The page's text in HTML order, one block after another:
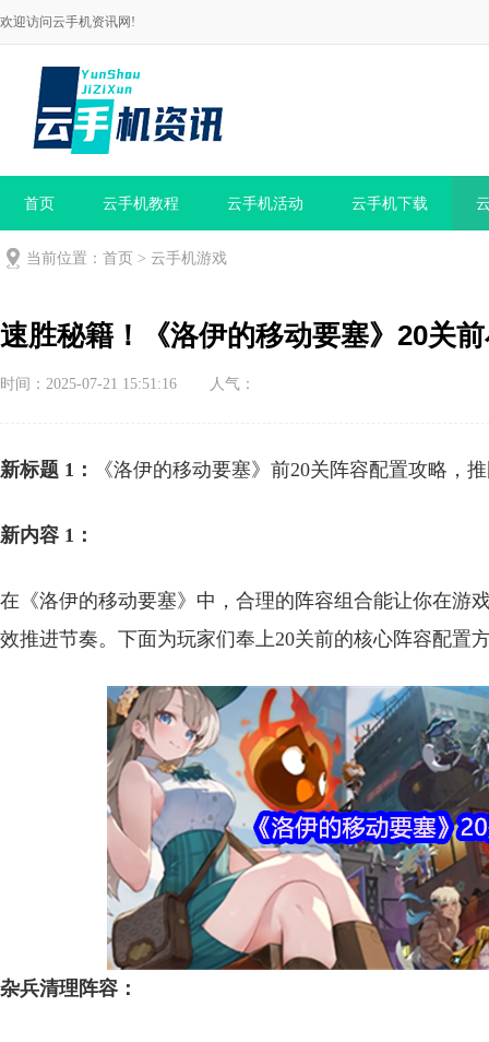
欢迎访问云手机资讯网!
首页 云手机教程 云手机活动 云手机下载
当前位置： 首页 > 云手机游戏
速胜秘籍！《洛伊的移动要塞》20关
时间：2025-07-21 15:51:16 人气：
新标题 1： 《洛伊的移动要塞》前20关阵容配置攻略，
新内容 1：
在《洛伊的移动要塞》中，合理的阵容组合能让你在游
效推进节奏。下面为玩家们奉上20关前的核心阵容配置
杂兵清理阵容：